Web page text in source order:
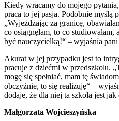
Kiedy wracamy do mojego
praca to jej pasja. Podobnie myślą
„Wyjeżdżając za granicę,
co osiągnęłam, to co studiowałam,
być nauczycielką!“ – wyjaśnia
Akurat w jej przypadku jest to
pracuje z dziećmi w przedszkolu.
mogę się spełniać, mam tę
obczyźnie, to się realizuję“ –
dodaje, że dla niej ta szkoła jest jak
Małgorzata Wojcieszyńska